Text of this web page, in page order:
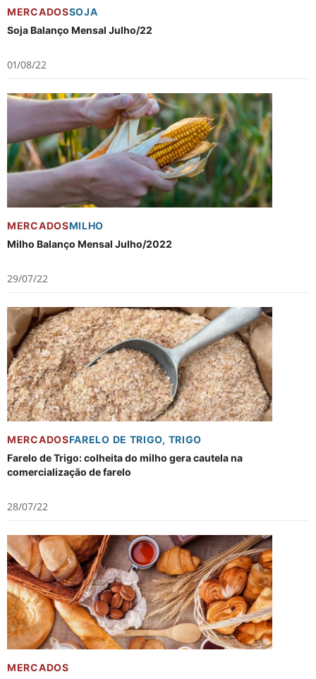
MERCADOSSOJA
Soja Balanço Mensal Julho/22
01/08/22
MERCADOSMILHO
Milho Balanço Mensal Julho/2022
29/07/22
MERCADOSFARELO DE TRIGO, TRIGO
Farelo de Trigo: colheita do milho gera cautela na
comercialização de farelo
28/07/22
MERCADOS